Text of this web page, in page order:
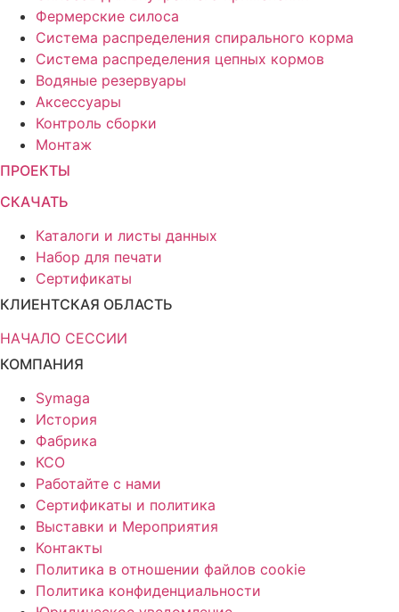
Фермерские силоса
Система распределения спирального корма
Система распределения цепных кормов
Водяные резервуары
Аксессуары
Контроль сборки
Монтаж
ПРОЕКТЫ
СКАЧАТЬ
Каталоги и листы данных
Набор для печати
Сертификаты
КЛИЕНТСКАЯ ОБЛАСТЬ
НАЧАЛО СЕССИИ
КОМПАНИЯ
Symaga
История
Фабрика
КСО
Работайте с нами
Сертификаты и политика
Выставки и Мероприятия
Контакты
Политика в отношении файлов cookie
Политика конфиденциальности